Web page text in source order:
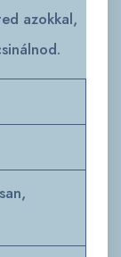
azokkal,